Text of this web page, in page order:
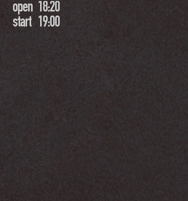
open 18:20
start 19:00